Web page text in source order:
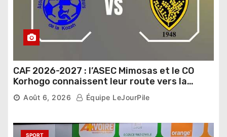
CAF 2026-2027 : l’ASEC Mimosas et le CO
Korhogo connaissent leur route vers la
phase de groupes
Août 6, 2026 Équipe LeJourPile
SPORT